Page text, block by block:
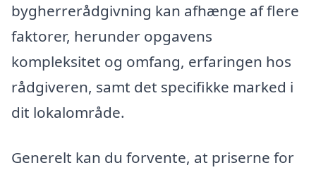
bygherrerådgivning kan afhænge af flere
faktorer, herunder opgavens
kompleksitet og omfang, erfaringen hos
rådgiveren, samt det specifikke marked i
dit lokalområde.
Generelt kan du forvente, at priserne for